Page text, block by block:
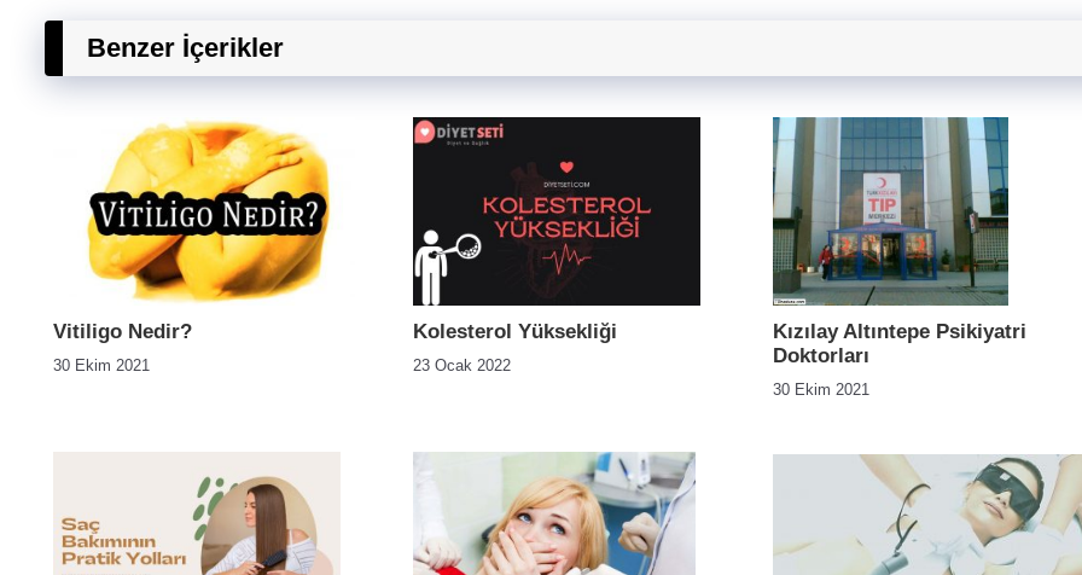
Benzer İçerikler
Vitiligo Nedir?
30 Ekim 2021
Kolesterol Yüksekliği
23 Ocak 2022
Kızılay Altıntepe Psikiyatri
Doktorları
30 Ekim 2021